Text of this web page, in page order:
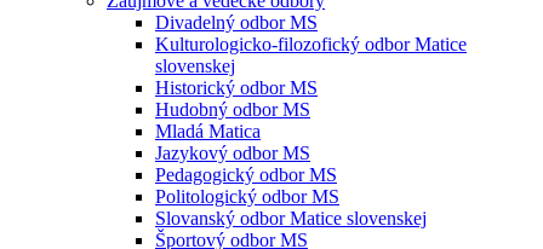
Divadelný odbor MS
Kulturologicko-filozofický odbor Matice
slovenskej
Historický odbor MS
Hudobný odbor MS
Mladá Matica
Jazykový odbor MS
Pedagogický odbor MS
Politologický odbor MS
Slovanský odbor Matice slovenskej
Športový odbor MS